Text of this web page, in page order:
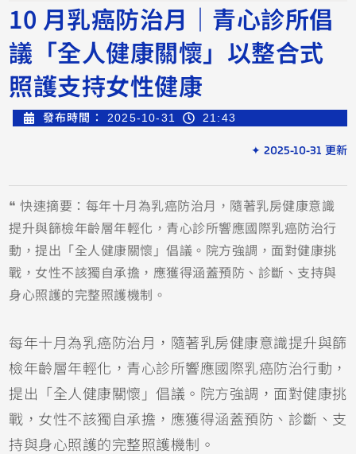
10 月乳癌防治月｜青心診所倡
議「全人健康關懷」以整合式
照護支持女性健康
發布時間： 2025-10-31 21:43
✦ 2025-10-31 更新
❝ 快速摘要：每年十月為乳癌防治月，隨著乳房健康意識
提升與篩檢年齡層年輕化，青心診所響應國際乳癌防治行
動，提出「全人健康關懷」倡議。院方強調，面對健康挑
戰，女性不該獨自承擔，應獲得涵蓋預防、診斷、支持與
身心照護的完整照護機制。
每年十月為乳癌防治月，隨著乳房健康意識提升與篩
檢年齡層年輕化，青心診所響應國際乳癌防治行動，
提出「全人健康關懷」倡議。院方強調，面對健康挑
戰，女性不該獨自承擔，應獲得涵蓋預防、診斷、支
持與身心照護的完整照護機制。